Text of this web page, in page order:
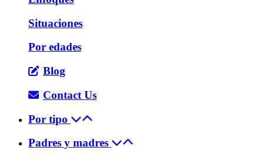
Situaciones
Por edades
Blog
Contact Us
Por tipo
Padres y madres